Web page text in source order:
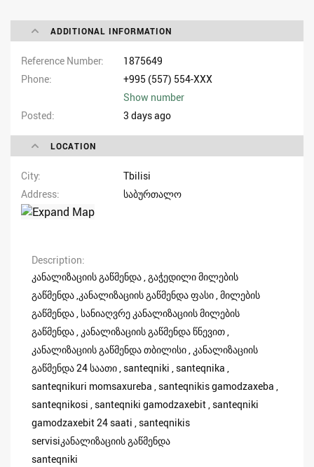
ADDITIONAL INFORMATION
Reference Number
1875649
Phone
+995 (557) 554-XXX
Show number
Posted
3 days ago
LOCATION
City
Tbilisi
Address
საბურთალო
Description
კანალიზაციის გაწმენდა , გაჭედილი მილების
გაწმენდა ,კანალიზაციის გაწმენდა ფასი , მილების
გაწმენდა , სანიაღვრე კანალიზაციის მილების
გაწმენდა , კანალიზაციის გაწმენდა წნევით ,
კანალიზაციის გაწმენდა თბილისი , კანალიზაციის
გაწმენდა 24 საათი , santeqniki , santeqnika ,
santeqnikuri momsaxureba , santeqnikis gamodzaxeba ,
santeqnikosi , santeqniki gamodzaxebit , santeqniki
gamodzaxebit 24 saati , santeqnikis
servisiკანალიზაციის გაწმენდა
santeqniki